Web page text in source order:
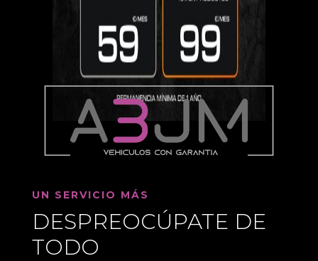
UN SERVICIO MÁS
DESPREOCÚPATE DE
TODO